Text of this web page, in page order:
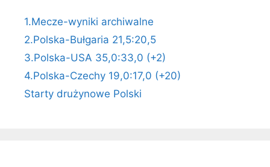
1.Mecze-wyniki archiwalne
2.Polska-Bułgaria 21,5:20,5
3.Polska-USA 35,0:33,0 (+2)
4.Polska-Czechy 19,0:17,0 (+20)
Starty drużynowe Polski